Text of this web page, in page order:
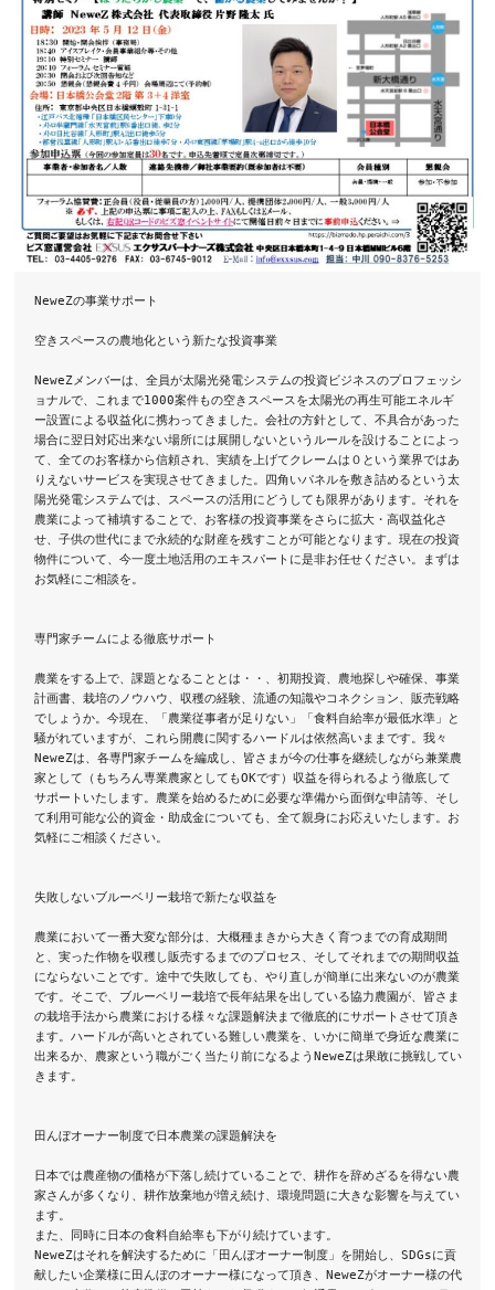
NeweZの事業サポート
空きスペースの農地化という新たな投資事業
NeweZメンバーは、全員が太陽光発電システムの投資ビジネスのプロフェッシ
ョナルで、これまで1000案件もの空きスペースを太陽光の再生可能エネルギ
ー設置による収益化に携わってきました。会社の方針として、不具合があった
場合に翌日対応出来ない場所には展開しないというルールを設けることによっ
て、全てのお客様から信頼され、実績を上げてクレームは０という業界ではあ
りえないサービスを実現させてきました。四角いパネルを敷き詰めるという太
陽光発電システムでは、スペースの活用にどうしても限界があります。それを
農業によって補填することで、お客様の投資事業をさらに拡大・高収益化さ
せ、子供の世代にまで永続的な財産を残すことが可能となります。現在の投資
物件について、今一度土地活用のエキスパートに是非お任せください。まずは
お気軽にご相談を。
専門家チームによる徹底サポート
農業をする上で、課題となることとは・・、初期投資、農地探しや確保、事業
計画書、栽培のノウハウ、収穫の経験、流通の知識やコネクション、販売戦略
でしょうか。今現在、「農業従事者が足りない」「食料自給率が最低水準」と
騒がれていますが、これら開農に関するハードルは依然高いままです。我々
NeweZは、各専門家チームを編成し、皆さまが今の仕事を継続しながら兼業農
家として（もちろん専業農家としてもOKです）収益を得られるよう徹底して
サポートいたします。農業を始めるために必要な準備から面倒な申請等、そし
て利用可能な公的資金・助成金についても、全て親身にお応えいたします。お
気軽にご相談ください。
失敗しないブルーベリー栽培で新たな収益を
農業において一番大変な部分は、大概種まきから大きく育つまでの育成期間
と、実った作物を収穫し販売するまでのプロセス、そしてそれまでの期間収益
にならないことです。途中で失敗しても、やり直しが簡単に出来ないのが農業
です。そこで、ブルーベリー栽培で長年結果を出している協力農園が、皆さま
の栽培手法から農業における様々な課題解決まで徹底的にサポートさせて頂き
ます。ハードルが高いとされている難しい農業を、いかに簡単で身近な農業に
出来るか、農家という職がごく当たり前になるようNeweZは果敢に挑戦してい
きます。
田んぼオーナー制度で日本農業の課題解決を
日本では農産物の価格が下落し続けていることで、耕作を辞めざるを得ない農
家さんが多くなり、耕作放棄地が増え続け、環境問題に大きな影響を与えてい
ます。
また、同時に日本の食料自給率も下がり続けています。
NeweZはそれを解決するために「田んぼオーナー制度」を開始し、SDGsに貢
献したい企業様に田んぼのオーナー様になって頂き、NeweZがオーナー様の代